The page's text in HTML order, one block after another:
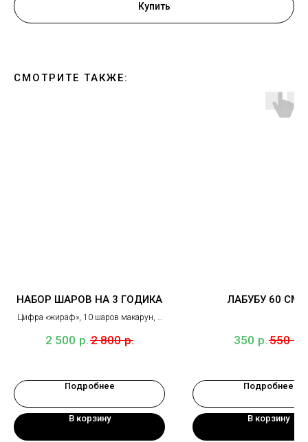
Купить
СМОТРИТЕ ТАКЖЕ:
НАБОР ШАРОВ НА 3 ГОДИКА
Цифра «жираф», 10 шаров макарун, 2
2 500 р.2 800 р.
Подробнее
В корзину
ЛАБУБУ 60 СМ 1
350 р.550 р.
Подробнее
В корзину